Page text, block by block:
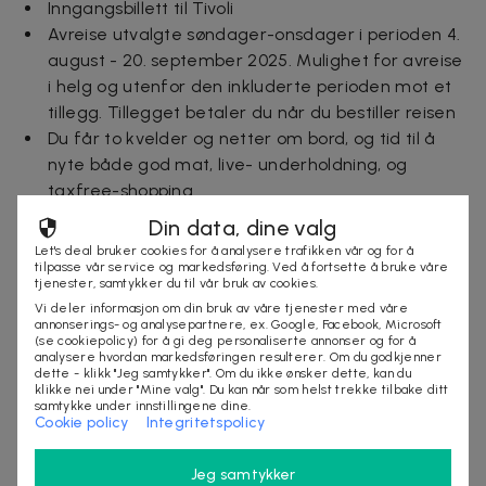
Inngangsbillett til Tivoli
Avreise utvalgte søndager-onsdager i perioden 4.
august - 20. september 2025. Mulighet for avreise
i helg og utenfor den inkluderte perioden mot et
tillegg. Tillegget betaler du når du bestiller reisen
Du får to kvelder og netter om bord, og tid til å
nyte både god mat, live- underholdning, og
taxfree-shopping
6, 5 timer i København
Vilkår
Dealen må innløses senest 31. august 2025
Dealen gjelder ved avreise utvalgte søndager-
onsdager i perioden 4. august - 20. september
2025. Forbehold for utsolgte datoer
Mulighet for avreise helg (torsdag, fredag og
lørdag) og utenfor den inkluderte perioden, samt
tilgjengelige datoer og oppgraderingsprisen når
Din data, dine valg
Let's deal bruker cookies for å analysere trafikken vår og for å
tilpasse vår service og markedsføring. Ved å fortsette å bruke våre
tjenester, samtykker du til vår bruk av cookies.
Vi deler informasjon om din bruk av våre tjenester med våre
annonserings- og analysepartnere, ex. Google, Facebook, Microsoft
(se cookiepolicy) for å gi deg personaliserte annonser og for å
analysere hvordan markedsføringen resulterer. Om du godkjenner
dette - klikk "Jeg samtykker". Om du ikke ønsker dette, kan du
klikke nei under "Mine valg". Du kan når som helst trekke tilbake ditt
samtykke under innstillingene dine.
Cookie policy Integritetspolicy
Jeg samtykker